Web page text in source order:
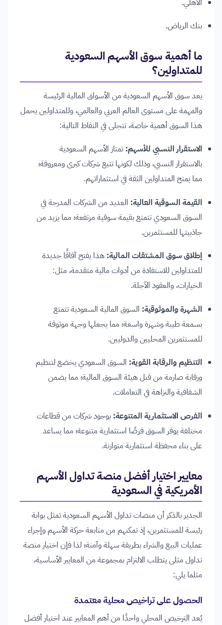
بنك الرياض.
ما أهمية سوق الأسهم السعودية
للمتداولين؟
يعد سوق الأسهم السعودية من الأسواق المالية الرئيسة
والمهمة على مستوى العالم العربي والعالمي، وللمتداولين يحمل
هذا السوق أهمية خاصة، تتجلى في النقاط التالية:
الاستقرار النسبي للأسهم: تمتاز الأسهم السعودية
بالاستقرار النسبي، وذلك لكونها تتبع شركات كبرى ومعروفة؛
مما يمنح المتداولين الثقة في استثماراتهم.
القيمة السوقية العالية: العديد من الشركات المدرجة في
السوق السعودي تتمتع بقيمة سوقية مرتفعة؛ مما يزيد من
جاذبيتها للمستثمرين.
إطلاق سوق المشتقات المالية: هذا يفتح آفاقًا جديدة
للمتداولين للاستفادة من أدوات مالية متقدمة، مثل:
الخيارات، والعقود الآجلة.
الشهرة والموثوقية: السوق المالية السعودية تتمتع
بسمعة طيبة وشهرة واسعة؛ مما يجعلها وجهة موثوقة
للمستثمرين المحليين والدوليين.
التنظيم والرقابة القوية: السوق السعودي يخضع لتنظيم
ورقابة صارمة من قبل هيئة السوق المالية؛ مما يضمن
الشفافية والنزاهة في التعاملات.
الفرص الاستثمارية المتنوعة: بوجود شركات من قطاعات
مختلفة يوفر السوق فرصًا استثمارية متنوعة؛ مما يساعد
على بناء محفظة استثمارية متوازنة.
معايير اختيار أفضل منصة تداول الأسهم
الأمريكية في السعودية
الجدير بالذكر أن منصات تداول الأسهم السعودية تمثل بوابة
رئيسة للمستثمرين، إذ تمكنهم من متابعة حركة الأسهم وإجراء
عمليات البيع والشراء بطريقة سهلة وآمنة؛ لذا فإن اختيار منصة
تداول مثلى يتطلب الالتزام بمجموعة من المعايير الأساسية،
مثلما يلي:
الحصول على تراخيص محلية معتمدة
يُعد الترخيص المحلي واحدًا من أهم المعايير عند اختيار أفضل